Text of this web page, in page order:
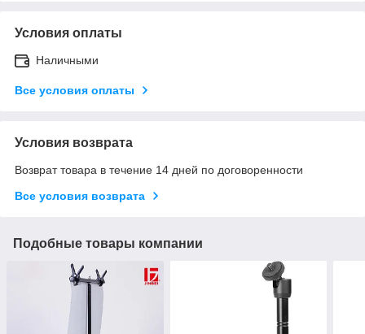
Условия оплаты
Наличными
Все условия оплаты
Условия возврата
Возврат товара в течение 14 дней по договоренности
Все условия возврата
Подобные товары компании